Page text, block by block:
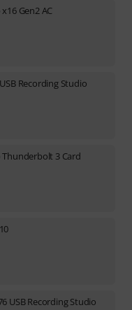
Gen2 AC
Recording Studio
3 Card
USB Recording Studio